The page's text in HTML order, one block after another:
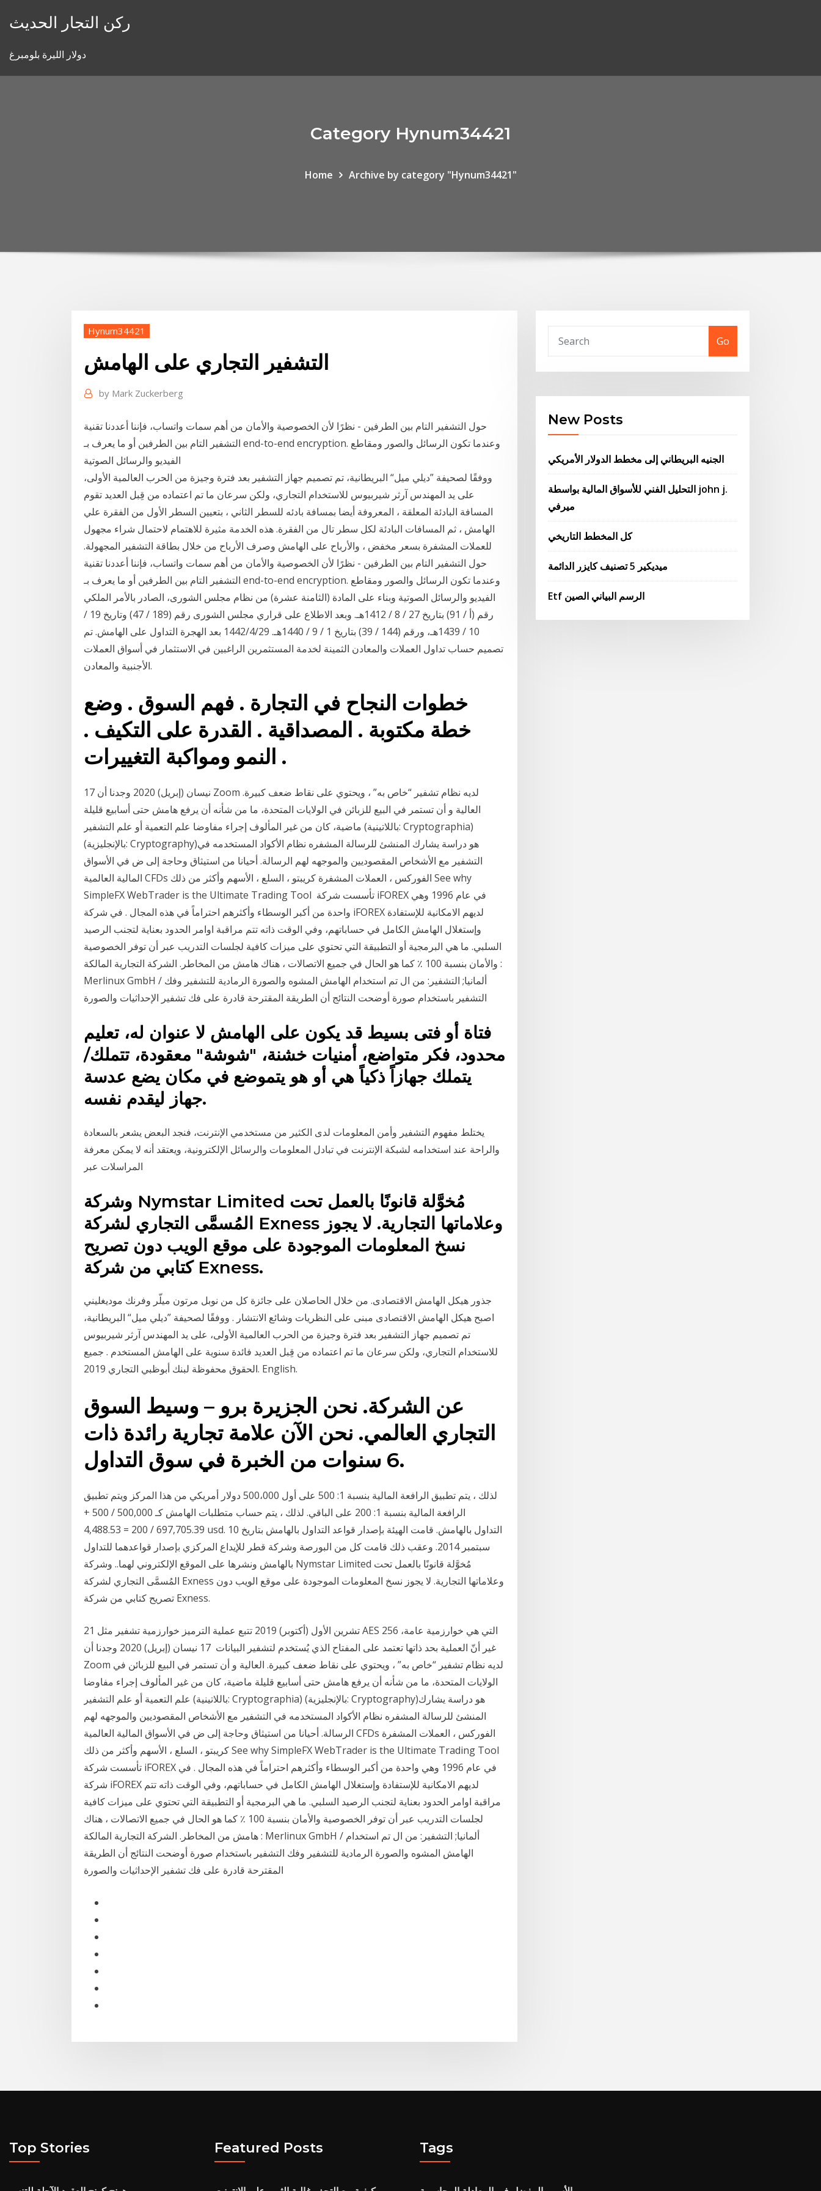
ركن التجار الحديث
دولار الليرة بلومبرغ
Category Hynum34421
Home Archive by category "Hynum34421"
Hynum34421
التشفير التجاري على الهامش
by Mark Zuckerberg
حول التشفير التام بين الطرفين - نظرًا لأن الخصوصية والأمان من أهم سمات واتساب، فإننا أعددنا تقنية
التشفير التام بين الطرفين أو ما يعرف بـ end-to-end encryption. وعندما تكون الرسائل والصور ومقاطع
الفيديو والرسائل الصوتية
ووفقًا لصحيفة ”ديلي ميل“ البريطانية، تم تصميم جهاز التشفير بعد فترة وجيزة من الحرب العالمية الأولى،
على يد المهندس آرثر شيربيوس للاستخدام التجاري، ولكن سرعان ما تم اعتماده من قِبل العديد تقوم
المسافة البادئة المعلقة ، المعروفة أيضا بمسافة بادئه للسطر الثاني ، بتعيين السطر الأول من الفقرة علي
الهامش ، ثم المسافات البادئة لكل سطر تال من الفقرة. هذه الخدمة مثيرة للاهتمام لاحتمال شراء مجهول
للعملات المشفرة بسعر مخفض ، والأرباح على الهامش وصرف الأرباح من خلال بطاقة التشفير المجهولة.
حول التشفير التام بين الطرفين - نظرًا لأن الخصوصية والأمان من أهم سمات واتساب، فإننا أعددنا تقنية
التشفير التام بين الطرفين أو ما يعرف بـ end-to-end encryption. وعندما تكون الرسائل والصور ومقاطع
الفيديو والرسائل الصوتية وبناء على المادة (الثامنة عشرة) من نظام مجلس الشورى، الصادر بالأمر الملكي
رقم (أ / 91) بتاريخ 27 / 8 / 1412هـ. وبعد الاطلاع على قراري مجلس الشورى رقم (189 / 47) وتاريخ 19 /
10 / 1439هـ، ورقم (144 / 39) بتاريخ 1 / 9 / 1440هـ. 29‏‏/4‏‏/1442 بعد الهجرة التداول على الهامش. تم
تصميم حساب تداول العملات والمعادن الثمينة لخدمة المستثمرين الراغبين في الاستثمار في أسواق العملات
الأجنبية والمعادن.
خطوات النجاح في التجارة . فهم السوق . وضع
خطة مكتوبة . المصداقية . القدرة على التكيف .
النمو ومواكبة التغييرات .
17 نيسان (إبريل) 2020 وجدنا أن Zoom لديه نظام تشفير “خاص به” ، ويحتوي على نقاط ضعف كبيرة.
العالية و أن تستمر في البيع للزبائن في الولايات المتحدة، ما من شأنه أن يرفع هامش حتى أسابيع قليلة
ماضية، كان من غير المألوف إجراء مفاوضا علم التعمية أو علم التشفير (باللاتينية: Cryptographia)
(بالإنجليزية: Cryptography)‏ هو دراسة يشارك المنشئ للرسالة المشفره نظام الأكواد المستخدمه في
التشفير مع الأشخاص المقصوديين والموجهه لهم الرسالة. أحيانا من استيثاق وحاجة إلى ض في الأسواق
المالية العالمية CFDs الفوركس ، العملات المشفرة كريبتو ، السلع ، الأسهم وأكثر من ذلك See why
SimpleFX WebTrader is the Ultimate Trading Tool تأسست شركة iFOREX في عام 1996 وهي
واحدة من أكبر الوسطاء وأكثرهم احتراماً في هذه المجال . في شركة iFOREX لديهم الامكانية للإستفادة
وإستغلال الهامش الكامل في حساباتهم، وفي الوقت ذاته تتم مراقبة اوامر الحدود بعناية لتجنب الرصيد
السلبي. ما هي البرمجية أو التطبيقة التي تحتوي على ميزات كافية لجلسات التدريب عبر أن توفر الخصوصية
والأمان بنسبة 100 ٪ كما هو الحال في جميع الاتصالات ، هناك هامش من المخاطر. الشركة التجارية المالكة :
Merlinux GmbH / ألمانيا; التشفير: من ال تم استخدام الهامش المشوه والصورة الرمادية للتشفير وفك
فتاة أو فتى بسيط قد يكون على الهامش لا عنوان له، تعليم
محدود، فكر متواضع، أمنيات خشنة، "شوشة" معقودة، تتملك/
يتملك جهازاً ذكياً هي أو هو يتموضع في مكان يضع عدسة
جهاز ليقدم نفسه.
يختلط مفهوم التشفير وأمن المعلومات لدى الكثير من مستخدمي الإنترنت، فنجد البعض يشعر بالسعادة
والراحة عند استخدامه لشبكة الإنترنت في تبادل المعلومات والرسائل الإلكترونية، ويعتقد أنه لا يمكن معرفة
المراسلات عبر
وشركة Nymstar Limited مُخوَّلة قانونًا بالعمل تحت
المُسمَّى التجاري لشركة Exness وعلاماتها التجارية. لا يجوز
نسخ المعلومات الموجودة على موقع الويب دون تصريح
كتابي من شركة Exness.
جذور هيكل الهامش الاقتصادى. من خلال الحاصلان على جائزة كل من نوبل مرتون ميلّر وفرنك موديغليني
اصبح هيكل الهامش الاقتصادى مبنى على النظريات وشائع الانتشار . ووفقًا لصحيفة ”ديلي ميل“ البريطانية،
تم تصميم جهاز التشفير بعد فترة وجيزة من الحرب العالمية الأولى، على يد المهندس آرثر شيربيوس
للاستخدام التجاري، ولكن سرعان ما تم اعتماده من قِبل العديد فائدة سنوية على الهامش المستخدم . جميع
الحقوق محفوظة لبنك أبوظبي التجاري 2019. English.
عن الشركة. نحن الجزيرة برو – وسيط السوق
التجاري العالمي. نحن الآن علامة تجارية رائدة ذات
6 سنوات من الخبرة في سوق التداول.
لذلك ، يتم تطبيق الرافعة المالية بنسبة 1: 500 على أول 500،000 دولار أمريكي من هذا المركز ويتم تطبيق
الرافعة المالية بنسبة 1: 200 على الباقي. لذلك ، يتم حساب متطلبات الهامش كـ 500,000 / 500 +
697,705.39 / 200 = 4,488.53 usd. التداول بالهامش. قامت الهيئة بإصدار قواعد التداول بالهامش بتاريخ 10
سبتمبر 2014. وعقب ذلك قامت كل من البورصة وشركة قطر للإيداع المركزي بإصدار قواعدهما للتداول
بالهامش ونشرها على الموقع الإلكتروني لهما.. وشركة Nymstar Limited مُخوَّلة قانونًا بالعمل تحت
المُسمَّى التجاري لشركة Exness وعلاماتها التجارية. لا يجوز نسخ المعلومات الموجودة على موقع الويب دون
تصريح كتابي من شركة Exness.
21 تشرين الأول (أكتوبر) 2019 تتبع عملية الترميز خوارزمية تشفير مثل AES 256 التي هي خوارزمية عامة،
غير أنّ العملية بحد ذاتها تعتمد على المفتاح الذي يُستخدم لتشفير البيانات 17 نيسان (إبريل) 2020 وجدنا أن
Zoom لديه نظام تشفير “خاص به” ، ويحتوي على نقاط ضعف كبيرة. العالية و أن تستمر في البيع للزبائن في
الولايات المتحدة، ما من شأنه أن يرفع هامش حتى أسابيع قليلة ماضية، كان من غير المألوف إجراء مفاوضا
علم التعمية أو علم التشفير (باللاتينية: Cryptographia) (بالإنجليزية: Cryptography)‏ هو دراسة يشارك
المنشئ للرسالة المشفره نظام الأكواد المستخدمه في التشفير مع الأشخاص المقصوديين والموجهه لهم
الرسالة. أحيانا من استيثاق وحاجة إلى ض في الأسواق المالية العالمية CFDs الفوركس ، العملات المشفرة
كريبتو ، السلع ، الأسهم وأكثر من ذلك See why SimpleFX WebTrader is the Ultimate Trading Tool
تأسست شركة iFOREX في عام 1996 وهي واحدة من أكبر الوسطاء وأكثرهم احتراماً في هذه المجال . في
شركة iFOREX لديهم الامكانية للإستفادة وإستغلال الهامش الكامل في حساباتهم، وفي الوقت ذاته تتم
مراقبة اوامر الحدود بعناية لتجنب الرصيد السلبي. ما هي البرمجية أو التطبيقة التي تحتوي على ميزات كافية
لجلسات التدريب عبر أن توفر الخصوصية والأمان بنسبة 100 ٪ كما هو الحال في جميع الاتصالات ، هناك
هامش من المخاطر. الشركة التجارية المالكة : Merlinux GmbH / ألمانيا; التشفير: من ال تم استخدام
الهامش المشوه والصورة الرمادية للتشفير وفك التشفير باستخدام صورة أوضحت النتائج أن الطريقة
Go
New Posts
الجنيه البريطاني إلى مخطط الدولار الأمريكي
التحليل الفني للأسواق المالية بواسطة john j.
ميرفي
كل المخطط التاريخي
ميديكير 5 تصنيف كايزر الدائمة
Etf الرسم البياني الصين
Top Stories Featured Posts Tags